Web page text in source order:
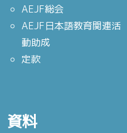
AEJF総会
AEJF日本語教育関連活
動助成
定款
資料